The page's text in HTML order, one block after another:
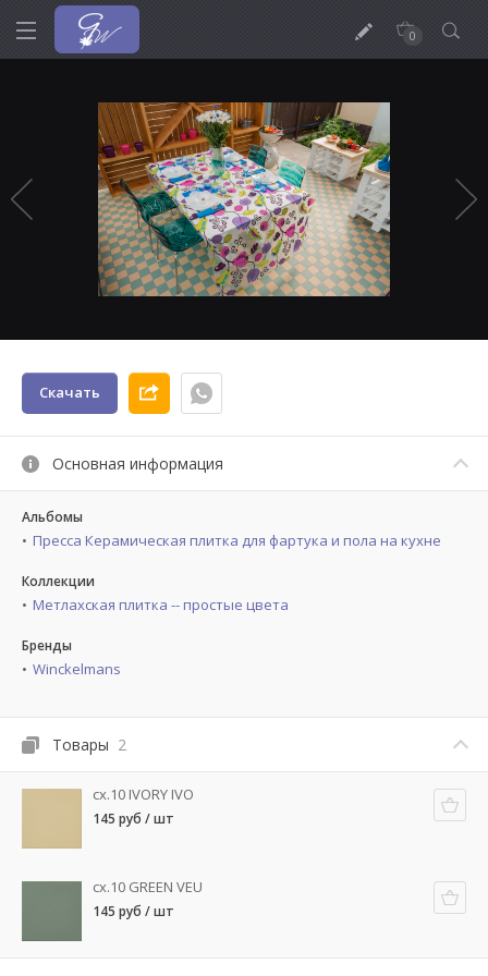
0
Скачать
Основная информация
Альбомы
Пресса Керамическая плитка для фартука и пола на кухне
Коллекции
Метлахская плитка -- простые цвета
Бренды
Winckelmans
Товары 2
cx.10 IVORY IVO
145 руб / шт
cx.10 GREEN VEU
145 руб / шт